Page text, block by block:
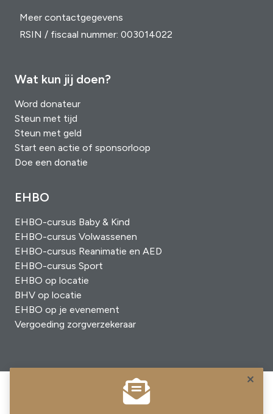
Meer contactgegevens
RSIN / fiscaal nummer: 003014022
Wat kun jij doen?
Word donateur
Steun met tijd
Steun met geld
Start een actie of sponsorloop
Doe een donatie
EHBO
EHBO-cursus Baby & Kind
EHBO-cursus Volwassenen
EHBO-cursus Reanimatie en AED
EHBO-cursus Sport
EHBO op locatie
BHV op locatie
EHBO op je evenement
Vergoeding zorgverzekeraar